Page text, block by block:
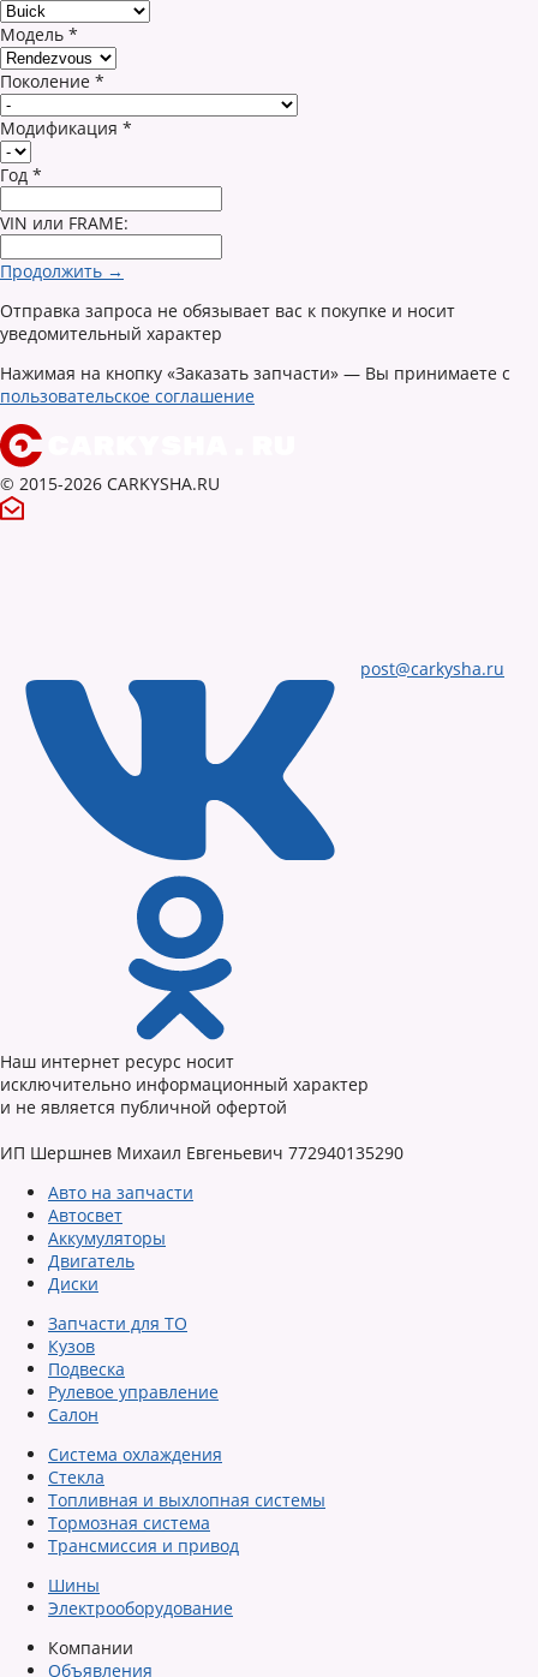
Модель *
Поколение *
Модификация *
Год *
VIN или FRAME:
Продолжить →
Отправка запроса не обязывает вас к покупке и носит
уведомительный характер
Нажимая на кнопку «Заказать запчасти» — Вы принимаете с
пользовательское соглашение
© 2015-2026 CARKYSHA.RU
post@carkysha.ru
Наш интернет ресурс носит
исключительно информационный характер
и не является публичной офертой
ИП Шершнев Михаил Евгеньевич 772940135290
Авто на запчасти
Автосвет
Аккумуляторы
Двигатель
Диски
Запчасти для ТО
Кузов
Подвеска
Рулевое управление
Салон
Система охлаждения
Стекла
Топливная и выхлопная системы
Тормозная система
Трансмиссия и привод
Шины
Электрооборудование
Компании
Объявления